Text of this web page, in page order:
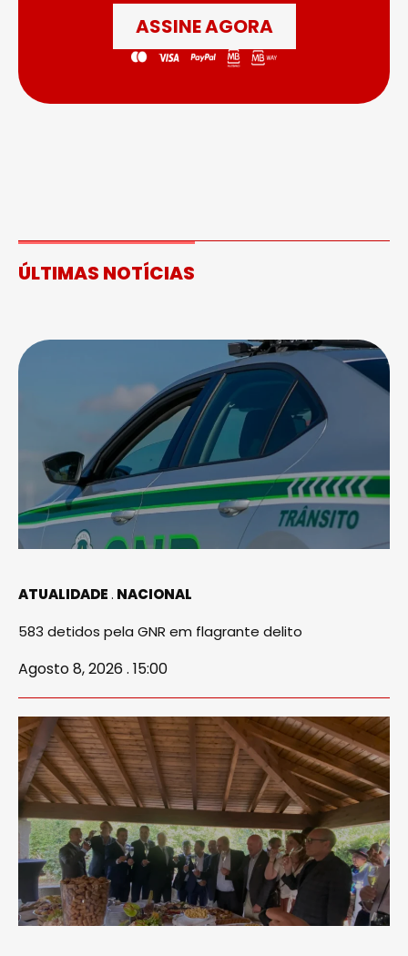
ASSINE AGORA
ÚLTIMAS NOTÍCIAS
ATUALIDADE NACIONAL
583 detidos pela GNR em flagrante delito
Agosto 8, 2026 . 15:00